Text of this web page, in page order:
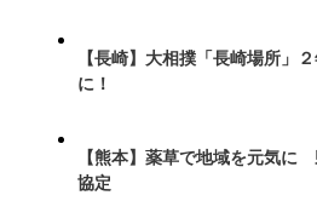
【長崎】大相撲「長崎場所」
に！
【熊本】薬草で地域を元気に
協定